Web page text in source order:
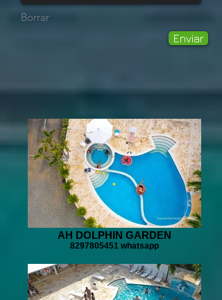
Borrar
Enviar
AH DOLPHIN GARDEN
8297805451 whatsapp